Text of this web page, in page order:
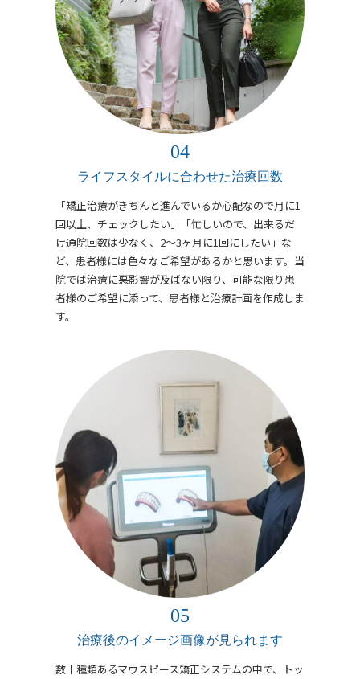
ライフスタイルに合わせた治療回数
「矯正治療がきちんと進んでいるか心配なので月に1
回以上、チェックしたい」「忙しいので、出来るだ
け通院回数は少なく、2～3ヶ月に1回にしたい」な
ど、患者様には色々なご希望があるかと思います。当
院では治療に悪影響が及ばない限り、可能な限り患
者様のご希望に添って、患者様と治療計画を作成しま
す。
治療後のイメージ画像が見られます
数十種類あるマウスピース矯正システムの中で、トッ